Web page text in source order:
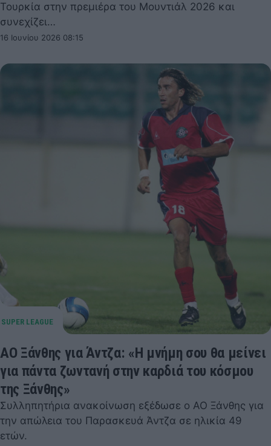
Τουρκία στην πρεμιέρα του Μουντιάλ 2026 και
συνεχίζει…
16 Ιουνίου 2026 08:15
ΑΟ Ξάνθης για Άντζα: «Η μνήμη σου θα μείνει
για πάντα ζωντανή στην καρδιά του κόσμου
της Ξάνθης»
Συλληπητήρια ανακοίνωση εξέδωσε ο ΑΟ Ξάνθης για
την απώλεια του Παρασκευά Άντζα σε ηλικία 49
ετών.